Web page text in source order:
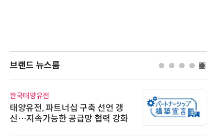
브랜드 뉴스룸
한국태양유전
태양유전, 파트너십 구축 선언 갱
신…지속가능한 공급망 협력 강화